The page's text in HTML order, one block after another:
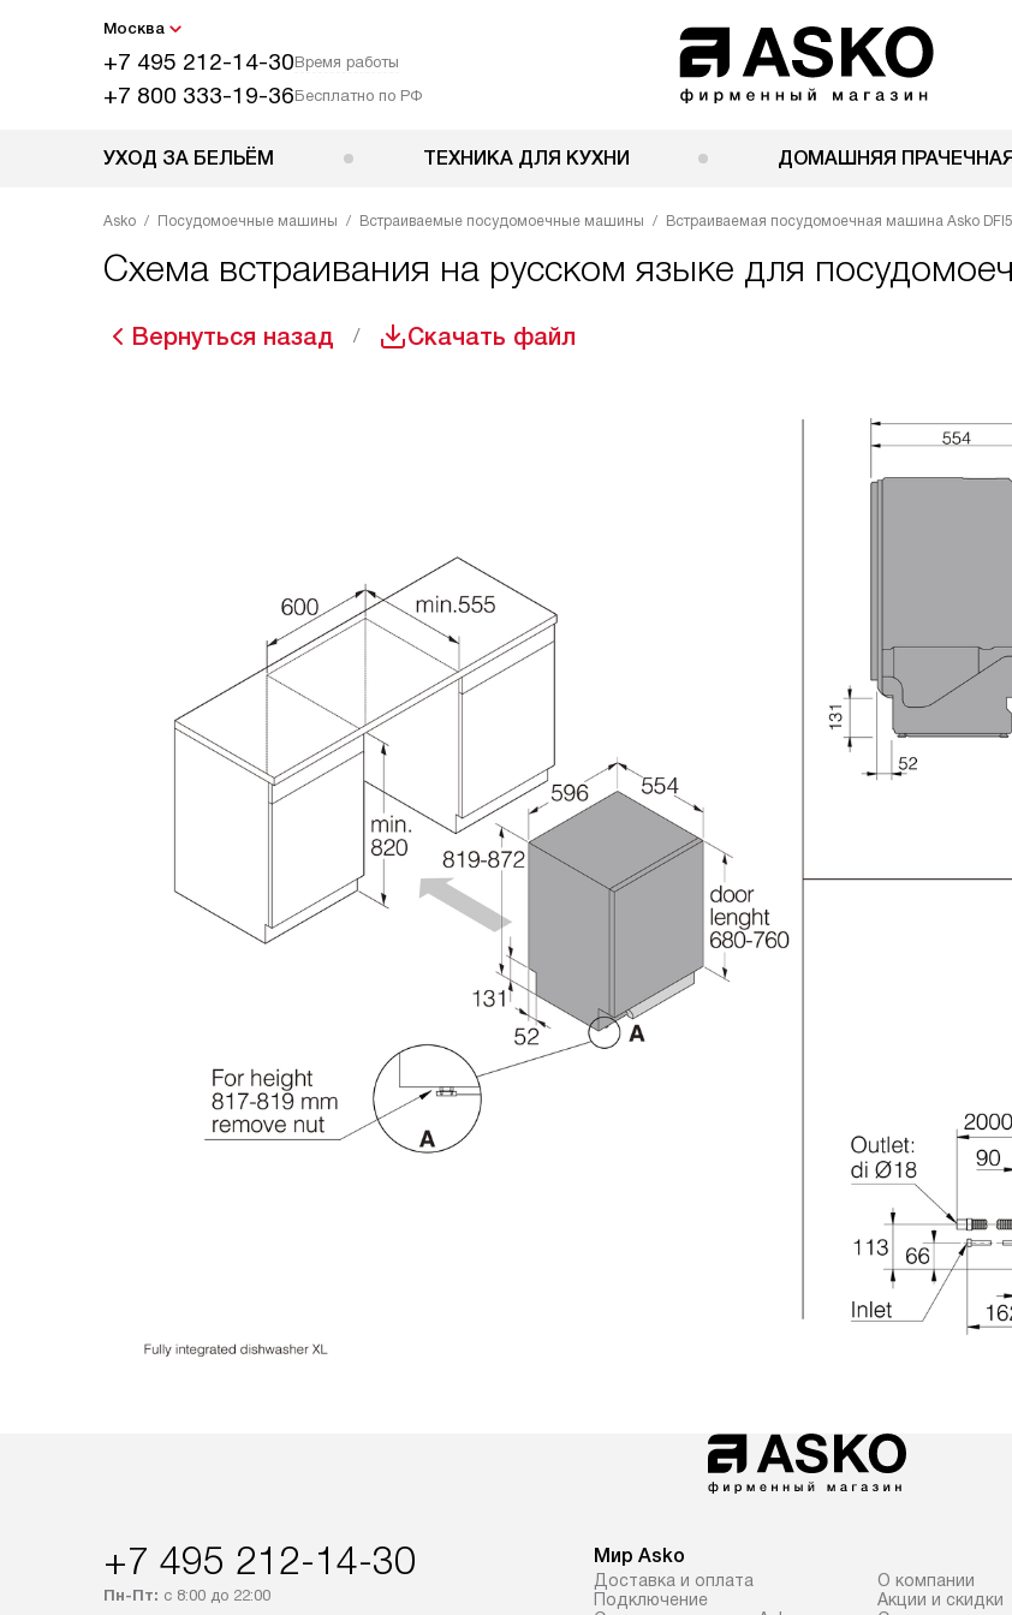
Москва
+7 495 212-14-30Время работы
+7 800 333-19-36Бесплатно по РФ
УХОД ЗА БЕЛЬЁМ ТЕХНИКА ДЛЯ КУХНИ ДОМАШНЯЯ ПРАЧЕЧНАЯ
Asko Посудомоечные машины Встраиваемые посудомоечные машины Встраиваемая посудомоечная машина Asko
Схема встраивания на русском языке для
Вернуться назад Скачать файл
+7 495 212-14-30
Пн-Пт: с 8:00 до 22:00
Мир Asko
Доставка и оплата
Подключение
О компании
Акции и скидки